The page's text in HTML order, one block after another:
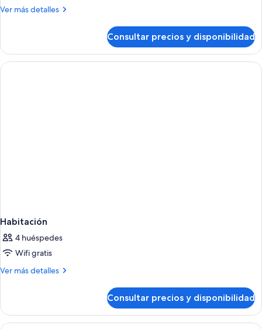
Ver más detalles
Más
doble
Consultar precios y disponibilidad
Habitación
4 huéspedes
Wifi gratis
Ver más detalles
Más
Consultar precios y disponibilidad